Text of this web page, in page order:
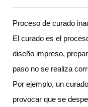
Proceso de curado
El curado es el
diseño impreso,
paso no se realiza
Por ejemplo, un
provocar que se